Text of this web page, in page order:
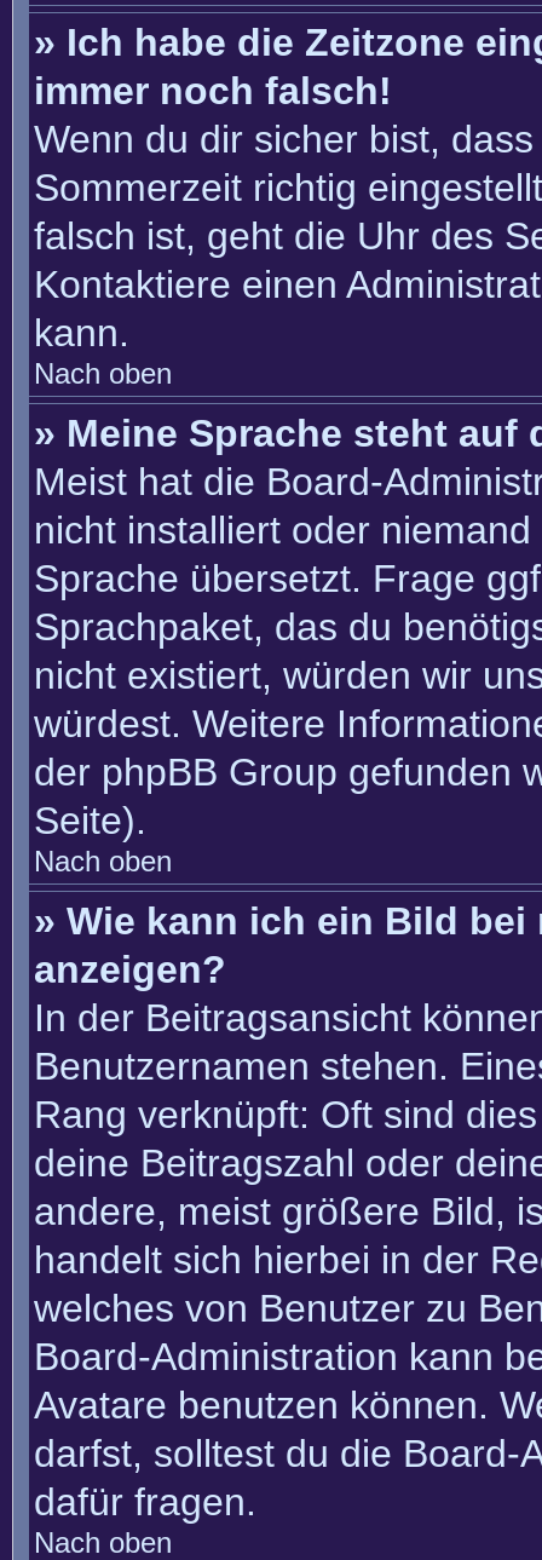
» Ich habe die Zeitzone
immer noch falsch!
Wenn du dir sicher bist,
Sommerzeit richtig
falsch ist, geht die Uhr des
Kontaktiere einen
kann.
Nach oben
» Meine Sprache steht
Meist hat die Board-
nicht installiert oder
Sprache übersetzt. Frage
Sprachpaket, das du
nicht existiert, würden wir
würdest. Weitere
der phpBB Group gefunden
Seite).
Nach oben
» Wie kann ich ein Bild bei
anzeigen?
In der Beitragsansicht
Benutzernamen stehen.
Rang verknüpft: Oft sind
deine Beitragszahl oder
andere, meist größere Bild,
handelt sich hierbei in der
welches von Benutzer zu
Board-Administration kann
Avatare benutzen können.
darfst, solltest du die Board-
dafür fragen.
Nach oben